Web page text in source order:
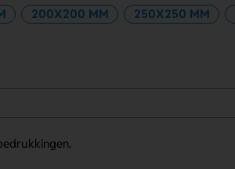
200X200 MM 250X250 MM